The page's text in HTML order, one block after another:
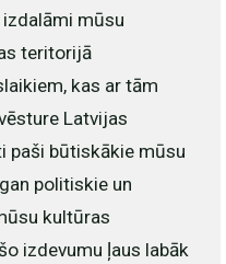
mūsu
teritorijā
kas ar tām
Latvijas
paši būtiskākie mūsu
politiskie un
kultūras
izdevumu ļaus labāk